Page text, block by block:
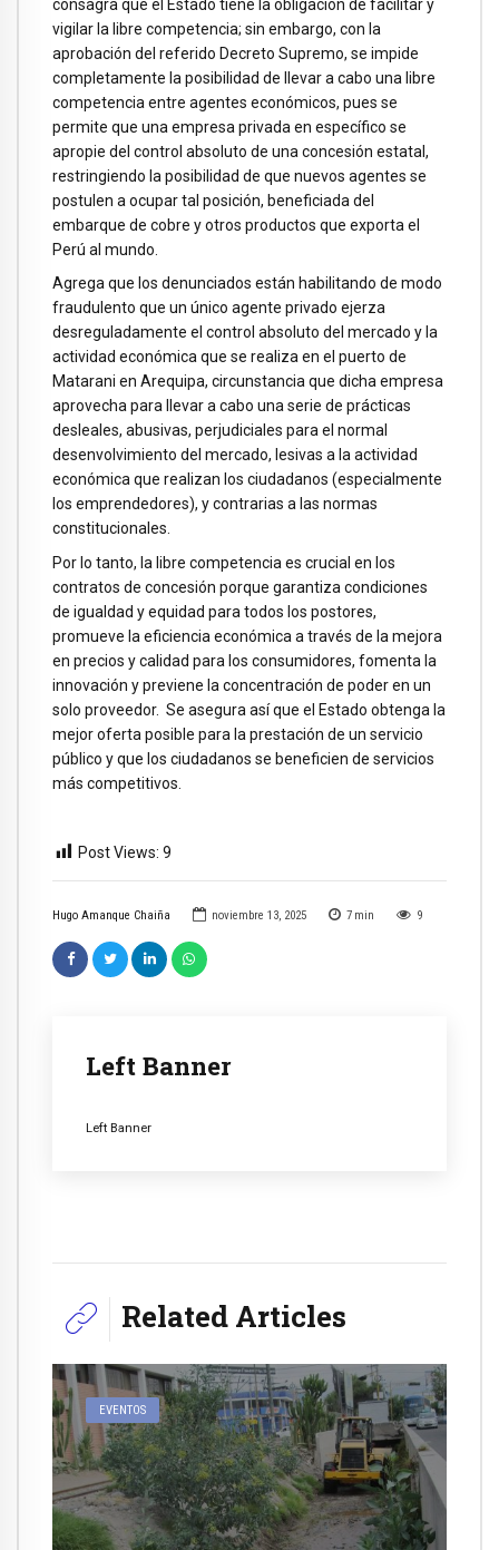
Hugo Amanque Chaiña noviembre 13, 2025 7 min 9
Left Banner
Left Banner
consagra que el Estado tiene la obligación de facilitar y
vigilar la libre competencia; sin embargo, con la
aprobación del referido Decreto Supremo, se impide
completamente la posibilidad de llevar a cabo una libre
competencia entre agentes económicos, pues se
permite que una empresa privada en específico se
apropie del control absoluto de una concesión estatal,
restringiendo la posibilidad de que nuevos agentes se
postulen a ocupar tal posición, beneficiada del
embarque de cobre y otros productos que exporta el
Perú al mundo.
Agrega que los denunciados están habilitando de modo
fraudulento que un único agente privado ejerza
desreguladamente el control absoluto del mercado y la
actividad económica que se realiza en el puerto de
Matarani en Arequipa, circunstancia que dicha empresa
aprovecha para llevar a cabo una serie de prácticas
desleales, abusivas, perjudiciales para el normal
desenvolvimiento del mercado, lesivas a la actividad
económica que realizan los ciudadanos (especialmente
los emprendedores), y contrarias a las normas
constitucionales.
Por lo tanto, la libre competencia es crucial en los
contratos de concesión porque garantiza condiciones
de igualdad y equidad para todos los postores,
promueve la eficiencia económica a través de la mejora
en precios y calidad para los consumidores, fomenta la
innovación y previene la concentración de poder en un
solo proveedor. Se asegura así que el Estado obtenga la
mejor oferta posible para la prestación de un servicio
público y que los ciudadanos se beneficien de servicios
más competitivos.
Post Views: 9
Related Articles
EVENTOS